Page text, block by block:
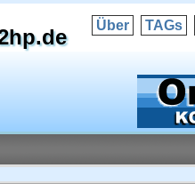
Über TAGs